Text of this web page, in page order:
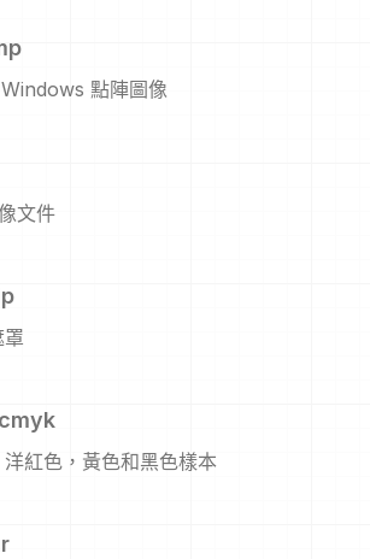
點陣圖像
文件
罩
cmyk
紅色，黃色和黑色樣本